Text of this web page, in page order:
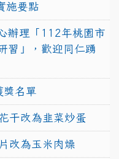
施要點
辦理「112年桃園市
習」，歡迎同仁踴
獎名單
干改為韭菜炒蛋
改為玉米肉燥